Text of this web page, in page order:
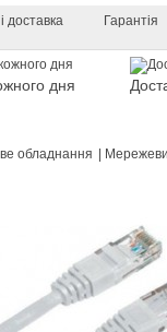
доставка Гарантія
дня
обладнання